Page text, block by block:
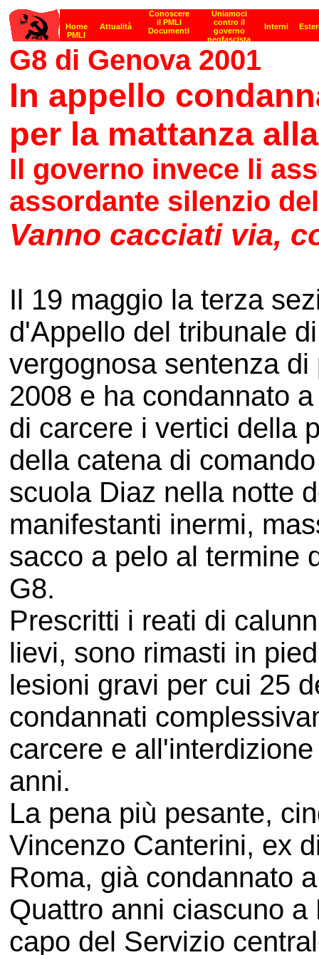
G8 di Genova 2001
In appello
per la mattanza
Il governo invece li
assordante silenzio
Vanno cacciati via,
Il 19 maggio la terza
d'Appello del tribunale
vergognosa sentenza
2008 e ha condannato
di carcere i vertici della
della catena di
scuola Diaz nella notte
manifestanti inermi,
sacco a pelo al termine
G8.
Prescritti i reati di
lievi, sono rimasti in
lesioni gravi per cui 25
condannati
carcere e
anni.
La pena più pesante,
Vincenzo Canterini, ex
Roma, già condannato
Quattro anni ciascuno
capo del Servizio